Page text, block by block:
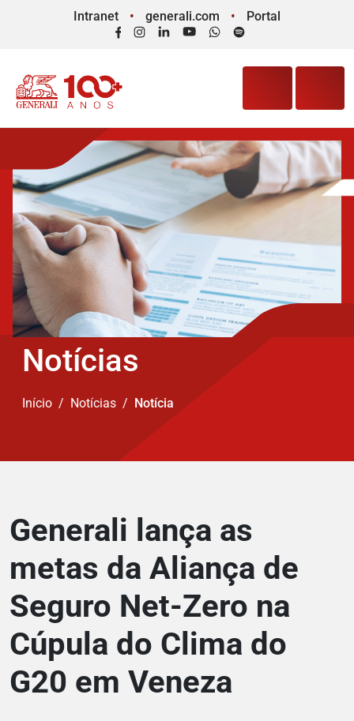
Intranet generali.com
Portal
FacebookInstagram
LinkedInYouTubeWhatsApp
Spotify
Notícias
Início Notícias Notícia
Generali lança as
metas da Aliança de
Seguro Net-Zero na
Cúpula do Clima do
G20 em Veneza